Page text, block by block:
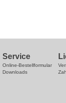
Service
Online-Bestellformular
Downloads